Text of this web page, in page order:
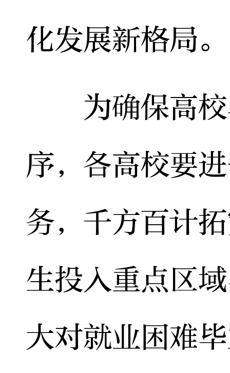
化发展新格局。
为确保高校
序，各高校要
务，千方百计
生投入重点区
大对就业困难